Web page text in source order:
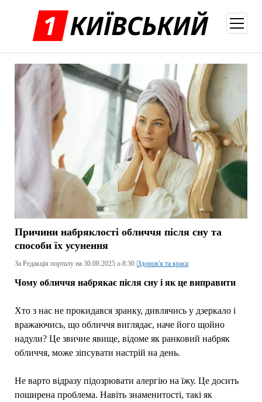
меню
Причини набряклості обличчя після сну та
способи їх усунення
За Редакція порталу на 30.08.2025 о 8:30 | Здоров'я та краса
Чому обличчя набрякає після сну і як це виправити
Хто з нас не прокидався зранку, дивлячись у дзеркало і
вражаючись, що обличчя виглядає, наче його щойно
надули? Це звичне явище, відоме як ранковий набряк
обличчя, може зіпсувати настрій на день.
Не варто відразу підозрювати алергію на їжу. Це досить
поширена проблема. Навіть знаменитості, такі як